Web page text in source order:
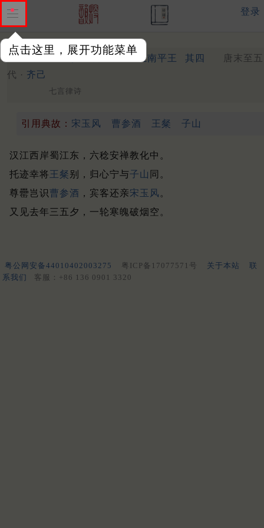
点击这里，展开功能菜单
登录
荆州新秋寺居写怀诗五首上南平王 其四
唐末至五
代 · 齐己
七言律诗
引用典故： 宋玉风 曹参酒 王粲 子山
汉江西岸蜀江东，六稔安禅教化中。
托迹幸将王粲别，归心宁与子山 同。
尊罍岂识曹参酒 ，宾客还亲宋玉风 。
又见去年三五夕，一轮寒魄破烟空。
粤公网安备44010402003275 粤ICP备17077571号 关于本站
联
系我们
客服：+86 136 0901 3320